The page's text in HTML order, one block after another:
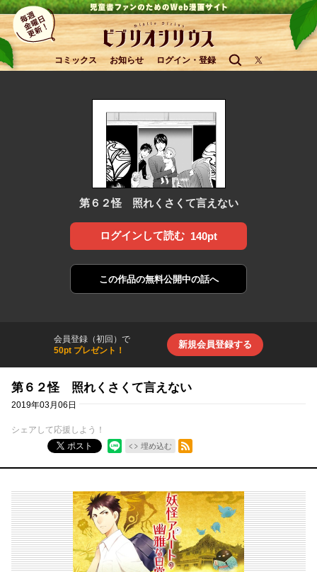
コミックス お知らせ ログイン・登録
第６２怪 照れくさくて言えない
ログインして読む 140pt
この作品の無料公開中の話へ
会員登録（初回）で
50pt プレゼント！
新規会員登録する
第６２怪 照れくさくて言えない
2019年03月06日
シェアして応援しよう！
ポスト
埋め込む
RSSフィード